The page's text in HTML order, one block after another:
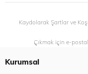
Kaydolarak Şartlar ve
Çıkmak için e-
Kurumsal